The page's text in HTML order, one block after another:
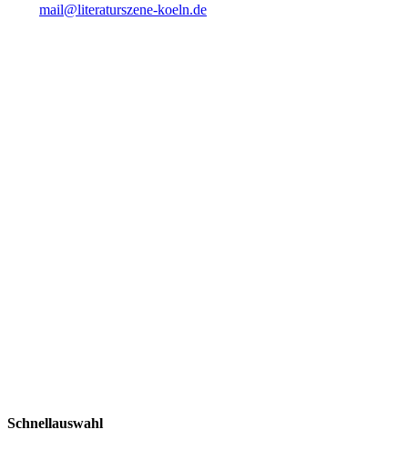
mail@literaturszene-koeln.de
Schnellauswahl